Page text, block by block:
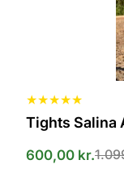
★★★★★
Tights Salina
600,00 kr.